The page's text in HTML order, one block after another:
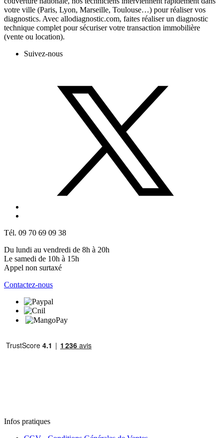
votre ville (Paris, Lyon, Marseille, Toulouse…) pour réaliser vos
diagnostics. Avec allodiagnostic.com, faites réaliser un diagnostic
technique complet pour sécuriser votre transaction immobilière
(vente ou location).
Suivez-nous
Tél. 09 70 69 09 38
Du lundi au vendredi de 8h à 20h
Le samedi de 10h à 15h
Appel non surtaxé
Contactez-nous
Infos pratiques